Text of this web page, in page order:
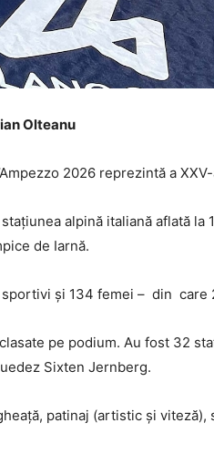
Olteanu
2026 reprezintă a
alpină italiană aflată
de Iarnă.
și 134 femei – din care
pe podium. Au fost 32
Sixten Jernberg.
patinaj (artistic și